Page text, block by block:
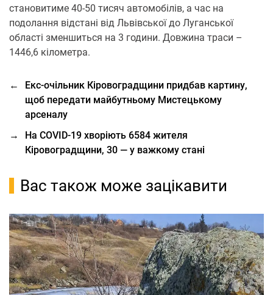
становитиме 40-50 тисяч автомобілів, а час на
подолання відстані від Львівської до Луганської
області зменшиться на 3 години. Довжина траси –
1446,6 кілометра.
←
Екс-очільник Кіровоградщини придбав картину,
щоб передати майбутньому Мистецькому
арсеналу
→
На COVID-19 хворіють 6584 жителя
Кіровоградщини, 30 — у важкому стані
Вас також може зацікавити